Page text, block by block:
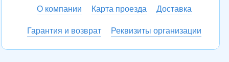
О компании Карта проезда Доставка
Гарантия и возврат Реквизиты организации